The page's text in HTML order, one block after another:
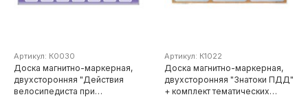
Артикул: К0030
Доска магнитно-маркерная,
двухсторонняя "Действия
велосипедиста при
Артикул: К1022
Доска магнитно-маркерная,
двухсторонняя "Знатоки ПДД"
+ комплект тематических